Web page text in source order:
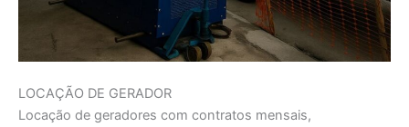
LOCAÇÃO DE GERADOR
Locação de geradores com contratos mensais,